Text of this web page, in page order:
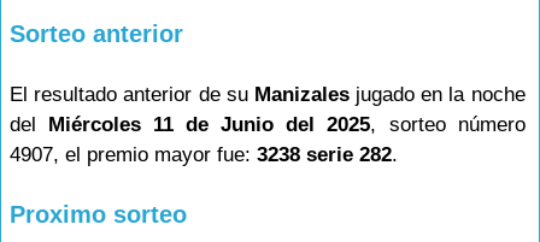
Sorteo anterior
El resultado anterior de su Manizalesjugado en la noche
del Miércoles 11 de Junio del 2025, sorteo número
4907, el premio mayor fue: 3238 serie 282.
Proximo sorteo